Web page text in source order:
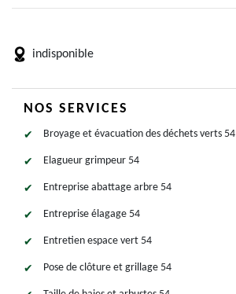
indisponible
NOS SERVICES
Broyage et évacuation des déchets verts 54
Elagueur grimpeur 54
Entreprise abattage arbre 54
Entreprise élagage 54
Entretien espace vert 54
Pose de clôture et grillage 54